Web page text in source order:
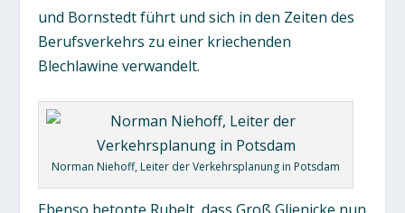
und Bornstedt führt und sich in den Zeiten des
Berufsverkehrs zu einer kriechenden
Blechlawine verwandelt.
Norman Niehoff, Leiter der Verkehrsplanung in Potsdam